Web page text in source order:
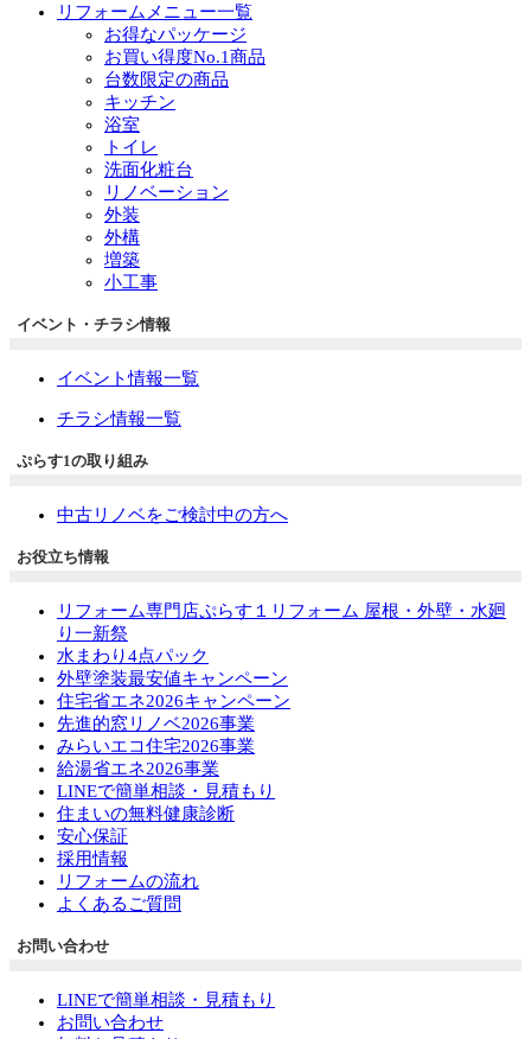
リフォームメニュー一覧
お得なパッケージ
お買い得度No.1商品
台数限定の商品
キッチン
浴室
トイレ
洗面化粧台
リノベーション
外装
外構
増築
小工事
イベント・チラシ情報
イベント情報一覧
チラシ情報一覧
ぷらす1の取り組み
中古リノベをご検討中の方へ
お役立ち情報
リフォーム専門店ぷらす１リフォーム 屋根・外壁・水廻
り一新祭
水まわり4点パック
外壁塗装最安値キャンペーン
住宅省エネ2026キャンペーン
先進的窓リノベ2026事業
みらいエコ住宅2026事業
給湯省エネ2026事業
LINEで簡単相談・見積もり
住まいの無料健康診断
安心保証
採用情報
リフォームの流れ
よくあるご質問
お問い合わせ
LINEで簡単相談・見積もり
お問い合わせ